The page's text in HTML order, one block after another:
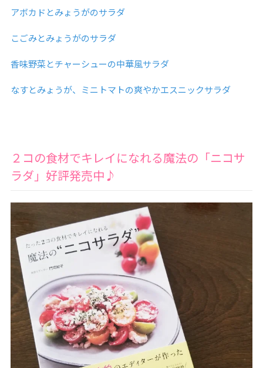
アボカドとみょうがのサラダ
こごみとみょうがのサラダ
香味野菜とチャーシューの中華風サラダ
なすとみょうが、ミニトマトの爽やかエスニックサラダ
２コの食材でキレイになれる魔法の「ニコサ
ラダ」好評発売中♪